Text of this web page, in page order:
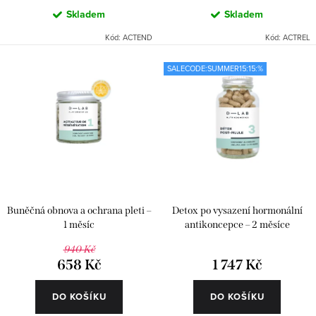
Skladem
Kód: ACTEND
Skladem
Kód: ACTREL
Buněčná obnova a ochrana pleti –
1 měsíc
940 Kč
658 Kč
DO KOŠÍKU
SALECODE:SUMMER15:15:%
Detox po vysazení hormonální
antikoncepce – 2 měsíce
1 747 Kč
DO KOŠÍKU